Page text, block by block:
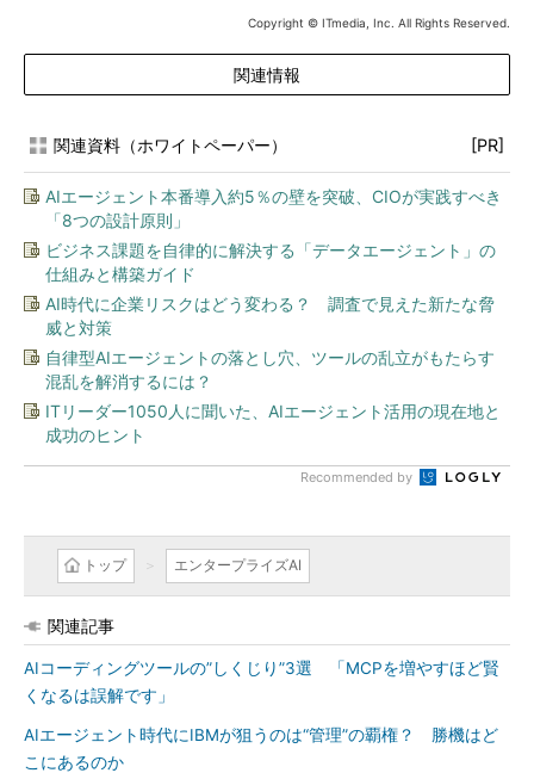
Copyright © ITmedia, Inc. All Rights Reserved.
関連情報
関連資料（ホワイトペーパー） [PR]
AIエージェント本番導入約5％の壁を突破、CIOが実践すべき
「8つの設計原則」
ビジネス課題を自律的に解決する「データエージェント」の
仕組みと構築ガイド
AI時代に企業リスクはどう変わる？ 調査で見えた新たな脅
威と対策
自律型AIエージェントの落とし穴、ツールの乱立がもたらす
混乱を解消するには？
ITリーダー1050人に聞いた、AIエージェント活用の現在地と
成功のヒント
Recommended by
トップ エンタープライズAI
関連記事
AIコーディングツールの”しくじり”3選 「MCPを増やすほど賢
くなるは誤解です」
AIエージェント時代にIBMが狙うのは“管理”の覇権？ 勝機はど
こにあるのか